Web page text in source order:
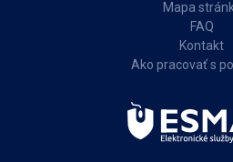
Mapa
FAQ
Kontakt
Ako pracovať s